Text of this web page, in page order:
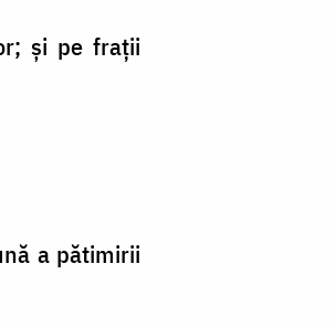
şi pe fraţii
a pătimirii